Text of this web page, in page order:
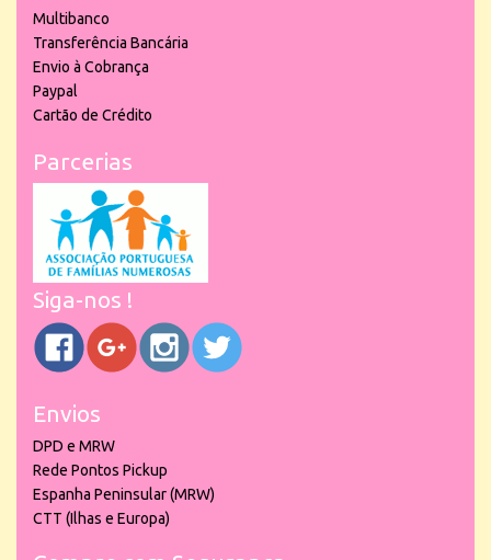
Multibanco
Transferência Bancária
Envio à Cobrança
Paypal
Cartão de Crédito
Parcerias
Siga-nos !
Envios
DPD e MRW
Rede Pontos Pickup
Espanha Peninsular (MRW)
CTT (Ilhas e Europa)